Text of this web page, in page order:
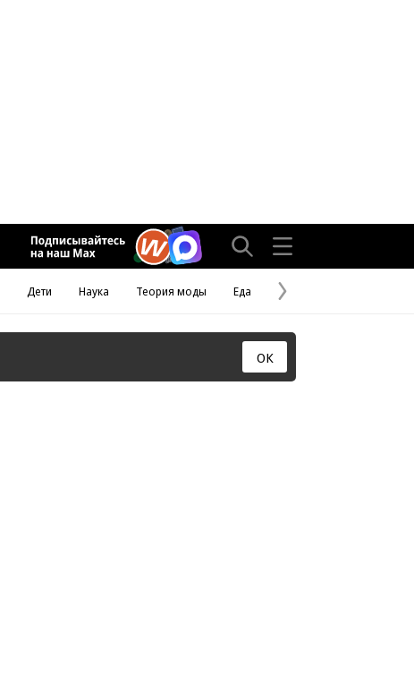
Дети Наука Теория моды Еда
Следующая
страница
ОК